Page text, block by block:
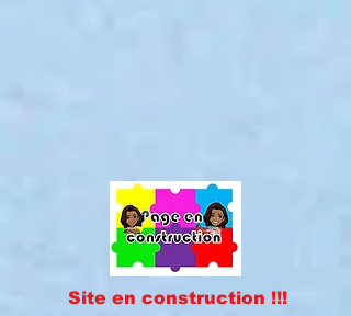
Site en construction !!!